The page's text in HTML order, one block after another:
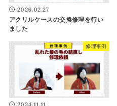
2026.02.27
アクリルケースの交換修理を行い
ました
修理事例
2024.11.11